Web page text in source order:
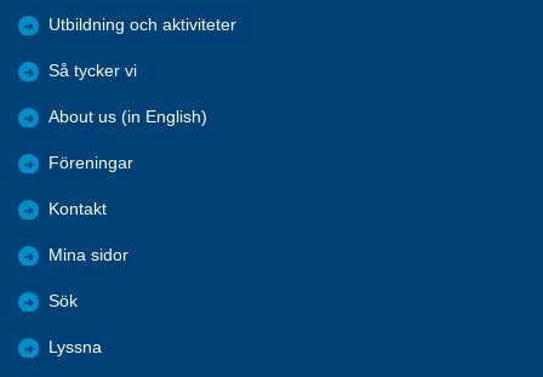
Utbildning och aktiviteter
Så tycker vi
About us (in English)
Föreningar
Kontakt
Mina sidor
Sök
Lyssna